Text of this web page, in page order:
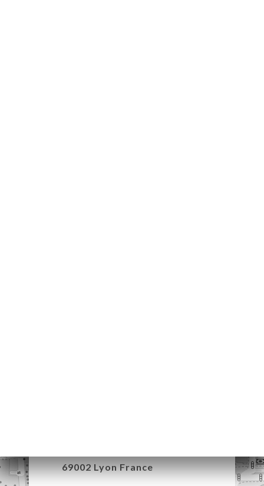
69002 Lyon France